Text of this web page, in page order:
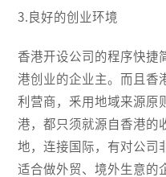
3.良好的创业环境
香港开设公司的程序快捷
港创业的企业主。而且香
利营商，釆用地域来源原
港，都只须就源自香港的
地，连接国际，有对公司
适合做外贸、境外生意的